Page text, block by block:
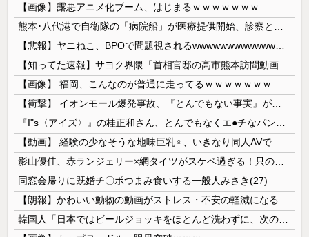
【画像】露悪アニメ化ブーム、はじまるｗｗｗｗｗｗｗ
同窓会帰りに既婚チ〇ポつまみ食いする一般人みさき(27)